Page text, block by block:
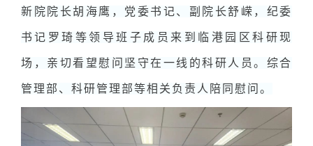
新院院长胡海鹰，党委书记、副院长舒嵘，纪委
书记罗琦等领导班子成员来到临港园区科研现
场，亲切看望慰问坚守在一线的科研人员。综合
管理部、科研管理部等相关负责人陪同慰问。